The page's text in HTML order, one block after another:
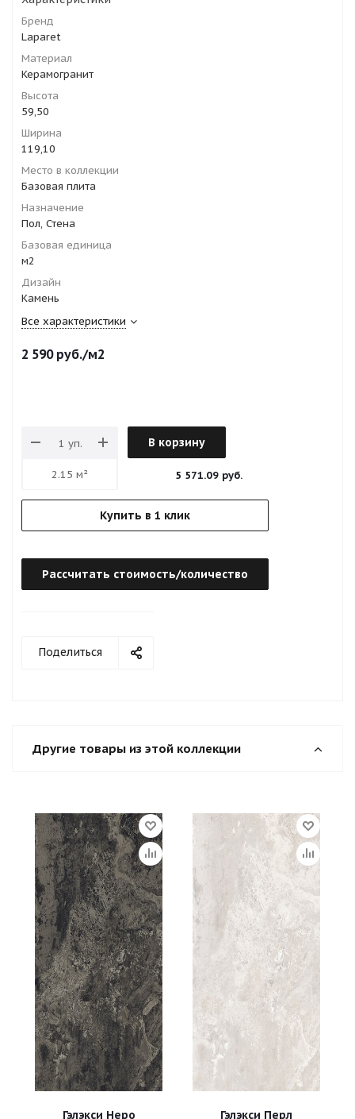
Бренд
Laparet
Материал
Керамогранит
Высота
59,50
Ширина
119,10
Место в коллекции
Базовая плита
Назначение
Пол, Стена
Базовая единица
м2
Дизайн
Камень
Все характеристики
2 590руб./м2
В корзину
5 571.09 руб.
Купить в 1 клик
Рассчитать стоимость/количество
Поделиться
Другие товары из этой коллекции
Гэлэкси Неро Гэлэкси Перл